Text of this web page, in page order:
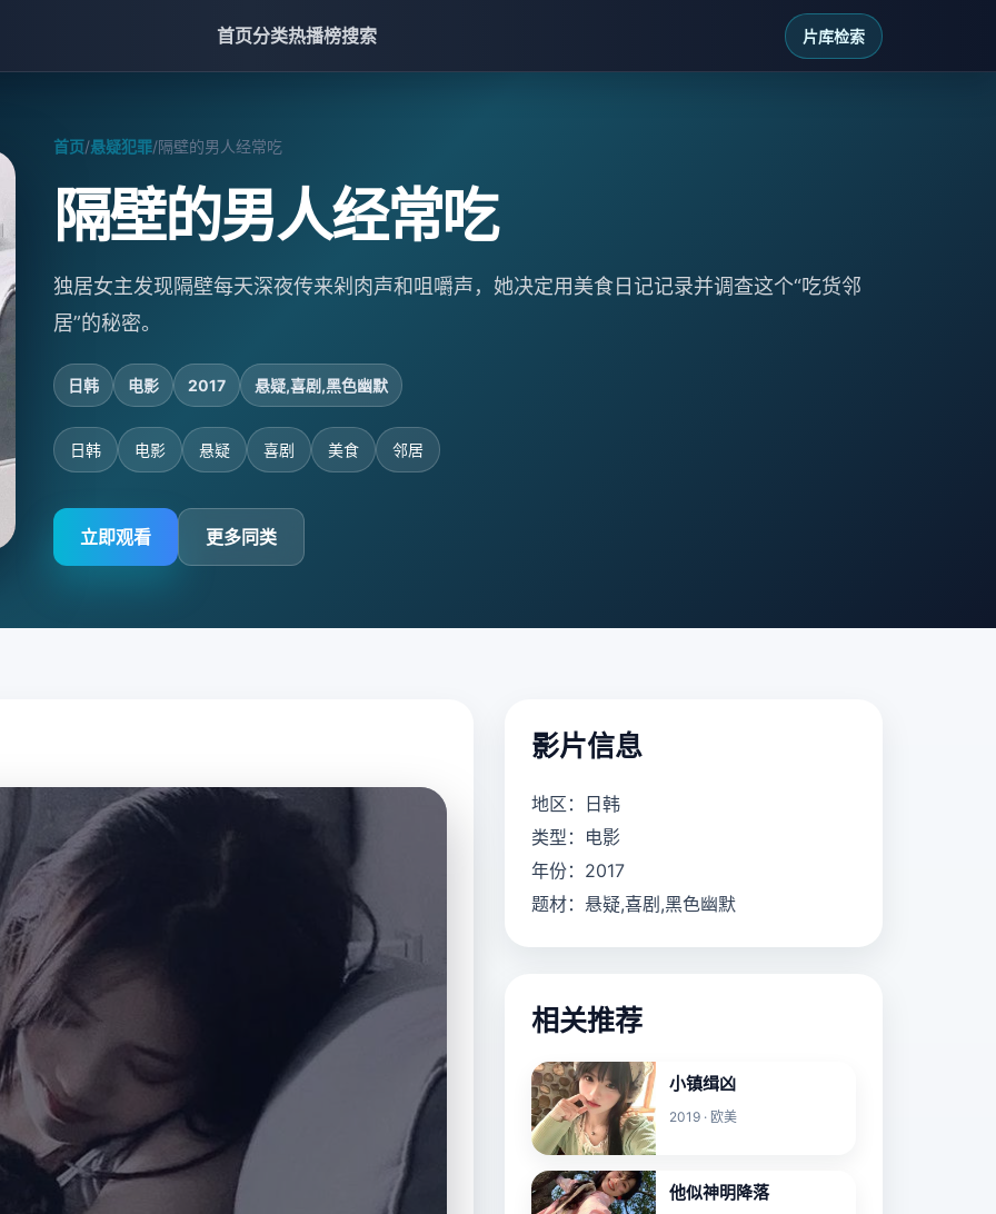
首页分类热播榜搜索 片库检索
首页/悬疑犯罪/隔壁的男人经常吃
隔壁的男人经常吃
独居女主发现隔壁每天深夜传来剁肉声和咀嚼声，她决定用美食日记记录并调查这个“吃货邻
居”的秘密。
日韩 电影 2017 悬疑,喜剧,黑色幽默
日韩 电影 悬疑 喜剧 美食 邻居
立即观看 更多同类
影片信息
地区：日韩
类型：电影
年份：2017
题材：悬疑,喜剧,黑色幽默
相关推荐
小镇缉凶
2019 · 欧美
他似神明降落